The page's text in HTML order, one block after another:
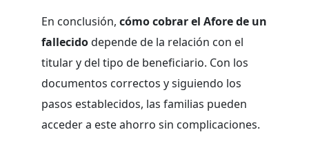
En conclusión, cómo cobrar el Afore de un
fallecidodepende de la relación con el
titular y del tipo de beneficiario. Con los
documentos correctos y siguiendo los
pasos establecidos, las familias pueden
acceder a este ahorro sin complicaciones.